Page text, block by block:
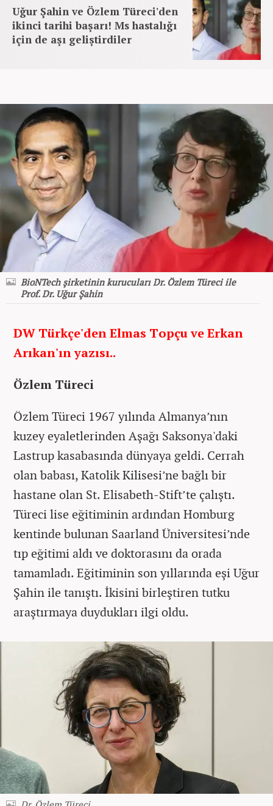
Uğur Şahin ve Özlem Türeci'den
ikinci tarihi başarı! Ms hastalığı
için de aşı geliştirdiler
BioNTech şirketinin kurucuları Dr. Özlem Türeci ile
Prof. Dr. Uğur Şahin
DW Türkçe'den Elmas Topçu ve Erkan
Arıkan'ın yazısı..
Özlem Türeci
Özlem Türeci 1967 yılında Almanya’nın
kuzey eyaletlerinden Aşağı Saksonya'daki
Lastrup kasabasında dünyaya geldi. Cerrah
olan babası, Katolik Kilisesi’ne bağlı bir
hastane olan St. Elisabeth-Stift’te çalıştı.
Türeci lise eğitiminin ardından Homburg
kentinde bulunan Saarland Üniversitesi’nde
tıp eğitimi aldı ve doktorasını da orada
tamamladı. Eğitiminin son yıllarında eşi Uğur
Şahin ile tanıştı. İkisini birleştiren tutku
araştırmaya duydukları ilgi oldu.